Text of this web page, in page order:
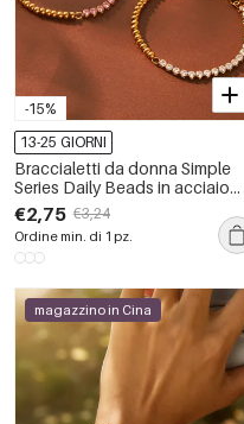
-15%
13-25 GIORNI
Braccialetti da donna Simple
Series Daily Beads in acciaio
inossidabile impermeabile color
oro con zirconi.
€2,75 €3,24
Ordine min. di 1 pz.
magazzino in Cina